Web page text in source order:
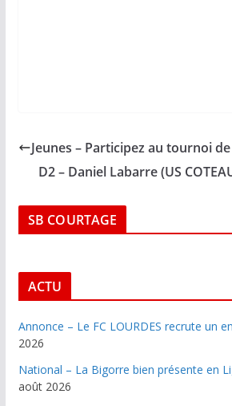
Jeunes – Participez au tournoi de
D2 – Daniel Labarre (US
SB COURTAGE
ACTU
Annonce – Le FC LOURDES recrute un
2026
National – La Bigorre bien présente en
août 2026